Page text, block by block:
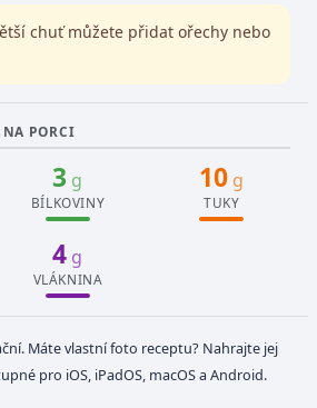
chuť můžete přidat ořechy nebo
PORCI
3 g
BÍLKOVINY
10 g
TUKY
4 g
VLÁKNINA
Máte vlastní foto receptu? Nahrajte jej
pro iOS, iPadOS, macOS a Android.